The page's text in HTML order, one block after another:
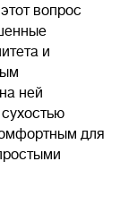
вопрос
и
ней
для